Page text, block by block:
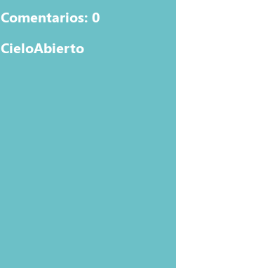
Comentarios: 0
CieloAbierto